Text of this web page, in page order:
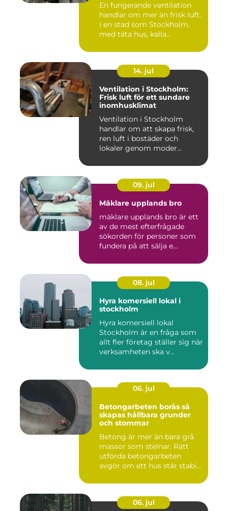
En fungerande ventilation
handlar om mer än frisk luft.
I en stad som Stockholm,
med täta hus, kalla...
14. jul
Ventilation i Stockholm:
Frisk luft för ett sundare
inomhusklimat
Ventilation i Stockholm
handlar om att skapa frisk,
ren luft i bostäder och
lokaler genom moder...
09. jul
Mäklare upplands bro
mäklare upplands bro är ett
av de mest efterfrågade
sökorden för personer som
fundera på att sälja e...
08. jul
Hyra komersiell lokal i
stockholm
Hyra komersiell lokal
Stockholm är en fråga som
allt fler företag ställer sig när
verksamheten ska v...
06. jul
Betongarbeten borås så
skapas hållbara grunder
och stommar
Betong är mer än bara grå
massor som stelnar. Rätt
utförda betongarbeten
avgör om ett hus står stabi...
06. jul